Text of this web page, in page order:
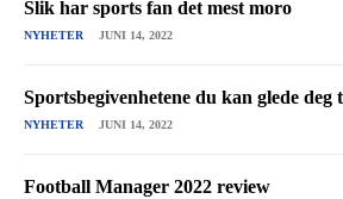
Slik har sports fan det mest moro
NYHETER JUNI 14, 2022
Sportsbegivenhetene du kan glede deg
NYHETER JUNI 14, 2022
Football Manager 2022 review